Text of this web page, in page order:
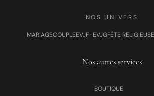
NOS UNIVERS
MARIAGECOUPLEEVJF · EVJGFÊTE RELIGIEUSE
Nos autres services
BOUTIQUE